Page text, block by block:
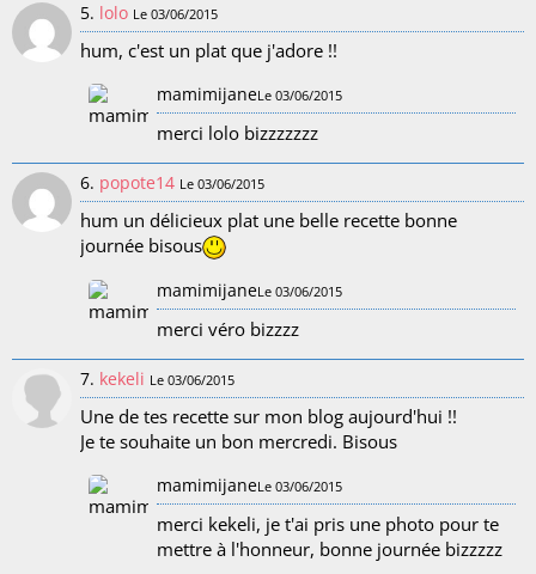
5. lolo Le 03/06/2015
hum, c'est un plat que j'adore !!
mamimijaneLe 03/06/2015
merci lolo bizzzzzzz
6. popote14 Le 03/06/2015
hum un délicieux plat une belle recette bonne
journée bisous
mamimijaneLe 03/06/2015
merci véro bizzzz
7. kekeli Le 03/06/2015
Une de tes recette sur mon blog aujourd'hui !!
Je te souhaite un bon mercredi. Bisous
mamimijaneLe 03/06/2015
merci kekeli, je t'ai pris une photo pour te
mettre à l'honneur, bonne journée bizzzzz